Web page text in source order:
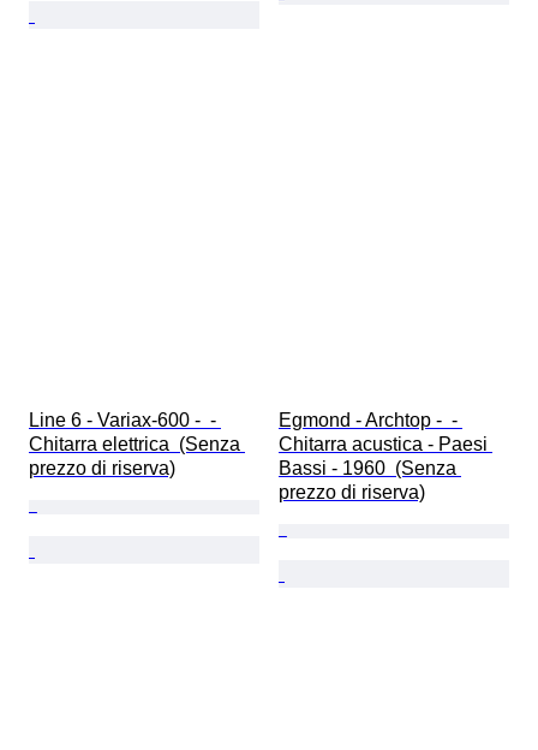
Line 6 - Variax-600 -  -
Chitarra elettrica  (Senza
prezzo di riserva)
Egmond - Archtop -  -
Chitarra acustica - Paesi
Bassi - 1960  (Senza
prezzo di riserva)